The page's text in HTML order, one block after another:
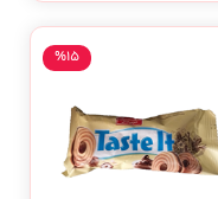
%15